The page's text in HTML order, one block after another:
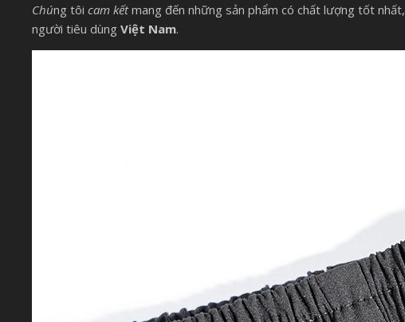
Chúng tôi cam kếtmang đến những sản phẩm có chất lượng tốt nhất,
người tiêu dùng Việt Nam.